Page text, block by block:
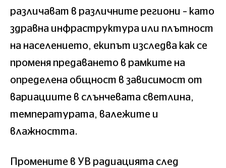
различават в различните региони – като
здравна инфраструктура или плътност
на населението, екипът изследва как се
променя предаването в рамките на
определена общност в зависимост от
вариациите в слънчевата светлина,
температурата, валежите и
влажността.
Промените в УВ радиацията след